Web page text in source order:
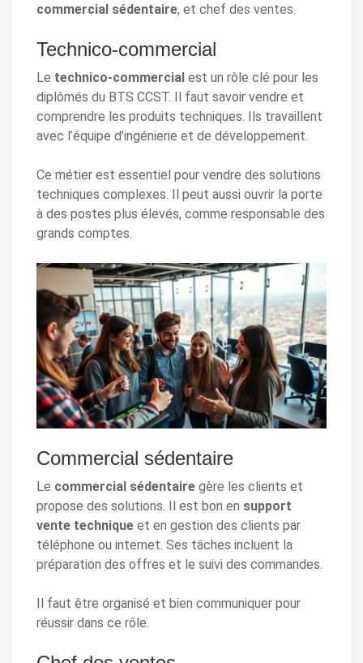
commercial sédentaire, et chef des ventes.
Technico-commercial
Le technico-commercial est un rôle clé pour les
diplômés du BTS CCST. Il faut savoir vendre et
comprendre les produits techniques. Ils travaillent
avec l’équipe d’ingénierie et de développement.
Ce métier est essentiel pour vendre des solutions
techniques complexes. Il peut aussi ouvrir la porte
à des postes plus élevés, comme responsable des
grands comptes.
Commercial sédentaire
Le commercial sédentaire gère les clients et
propose des solutions. Il est bon en support
vente technique et en gestion des clients par
téléphone ou internet. Ses tâches incluent la
préparation des offres et le suivi des commandes.
Il faut être organisé et bien communiquer pour
réussir dans ce rôle.